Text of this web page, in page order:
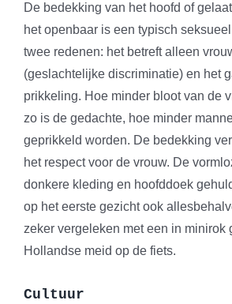
De bedekking van het hoofd of
het openbaar is een typisch
twee redenen: het betreft alleen
(geslachtelijke discriminatie) en het
prikkeling. Hoe minder bloot van de
zo is de gedachte, hoe minder
geprikkeld worden. De bedekking
het respect voor de vrouw. De
donkere kleding en hoofddoek
op het eerste gezicht ook
zeker vergeleken met een in minirok
Hollandse meid op de fiets.
Cultuur